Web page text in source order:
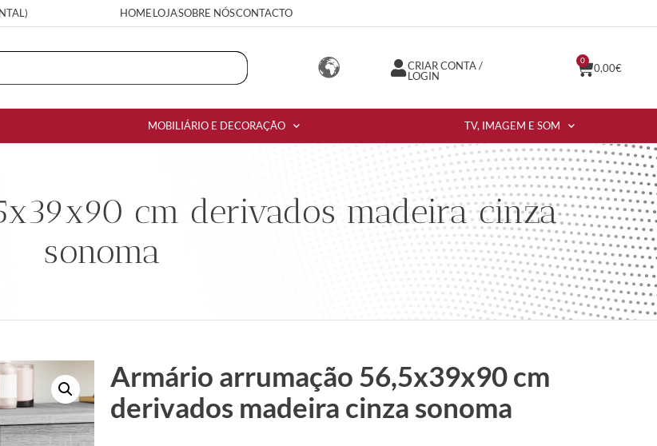
HOMELOJASOBRE NÓSCONTACTO
CRIAR CONTA /
LOGIN
0,00€
0
MOBILIÁRIO E DECORAÇÃO TV, IMAGEM E SOM
cm derivados madeira cinza
sonoma
Armário arrumação 56,5x39x90 cm
derivados madeira cinza sonoma